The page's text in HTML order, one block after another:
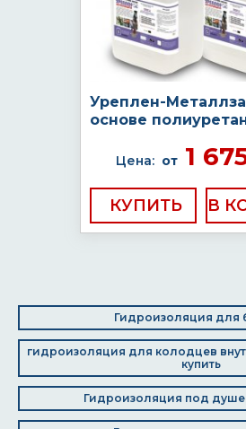
Уреплен-
основе
Цена: от 1
КУПИТЬ
Гидроизоляция для
гидроизоляция для колодцев
купить
Гидроизоляция под